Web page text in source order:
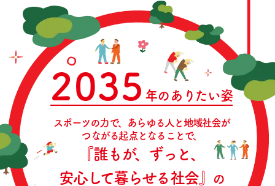
2035 年のありたい姿
スポーツの力で、あらゆる人と地域社会が
つながる起点となることで、
『誰もが、ずっと、
安心して暮らせる社会』
の